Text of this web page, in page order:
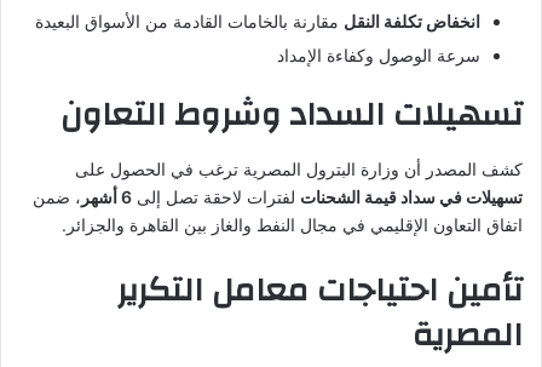
انخفاض تكلفة النقل مقارنة بالخامات القادمة من الأسواق البعيدة
سرعة الوصول وكفاءة الإمداد
تسهيلات السداد وشروط التعاون
كشف المصدر أن وزارة البترول المصرية ترغب في الحصول على
تسهيلات في سداد قيمة الشحنات لفترات لاحقة تصل إلى 6 أشهر
، ضمن
اتفاق التعاون الإقليمي في مجال النفط والغاز بين القاهرة والجزائر.
تأمين احتياجات معامل التكرير
المصرية